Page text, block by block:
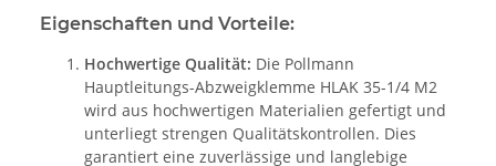
Eigenschaften und Vorteile:
Hochwertige Qualität: Die Pollmann
Hauptleitungs-Abzweigklemme HLAK 35-1/4 M2
wird aus hochwertigen Materialien gefertigt und
unterliegt strengen Qualitätskontrollen. Dies
garantiert eine zuverlässige und langlebige